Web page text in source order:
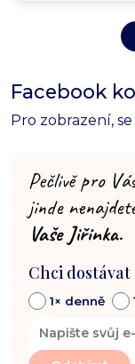
Facebook
Pro zobrazení, se
Pečlivě pro
jinde
Vaše Jiřinka.
Chci
1× denně